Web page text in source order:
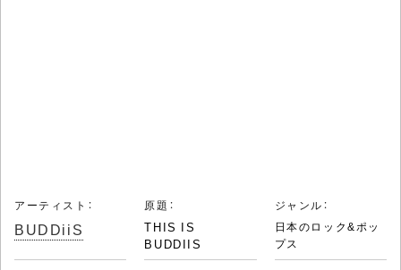
アーティスト：
BUDDiiS
原題：
THIS IS
BUDDIIS
ジャンル：
日本のロック&ポッ
プス